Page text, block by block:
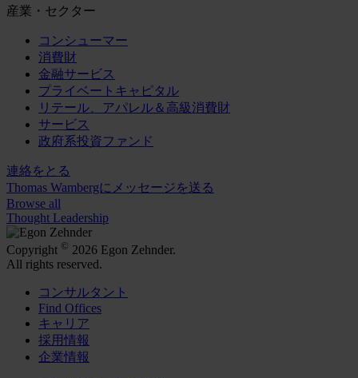
産業・セクター
コンシューマー
消費財
金融サービス
プライベートキャピタル
リテール、アパレル＆高級消費財
サービス
政府系投資ファンド
連絡をとる
Thomas Wambergにメッセージを送る
Browse all
Thought Leadership
Copyright © 2026 Egon Zehnder.
All rights reserved.
コンサルタント
Find Offices
キャリア
採用情報
企業情報